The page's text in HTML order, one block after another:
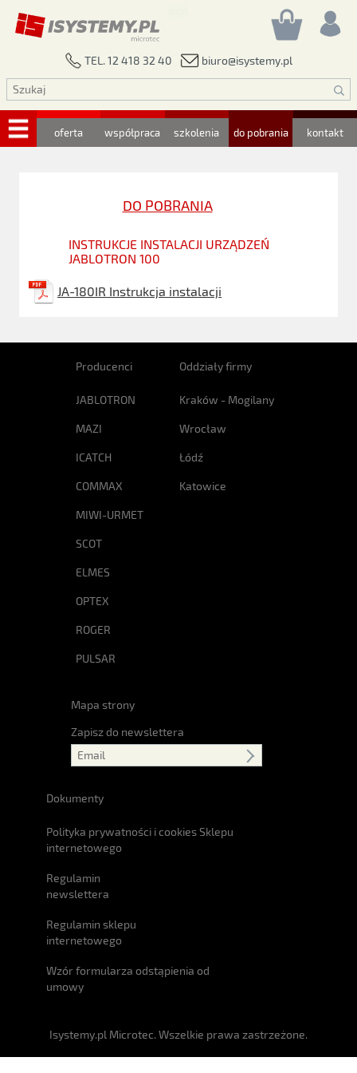
TEL. 12 418 32 40 biuro@isystemy.pl
oferta współpraca szkolenia do pobrania kontakt
DO POBRANIA
INSTRUKCJE INSTALACJI URZĄDZEŃ
JABLOTRON 100
JA-180IR Instrukcja instalacji
Producenci
JABLOTRON
MAZI
ICATCH
COMMAX
MIWI-URMET
SCOT
ELMES
OPTEX
ROGER
PULSAR
Oddziały firmy
Kraków - Mogilany
Wrocław
Łódź
Katowice
Mapa strony
Zapisz do newslettera
Dokumenty
Polityka prywatności i cookies Sklepu
internetowego
Regulamin
newslettera
Regulamin sklepu
internetowego
Wzór formularza odstąpienia od
umowy
Isystemy.pl Microtec. Wszelkie prawa zastrzeżone.